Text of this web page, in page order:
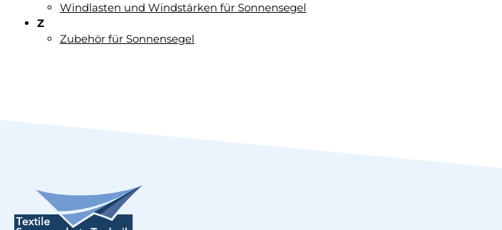
Windlasten und Windstärken für Sonnensegel
Z
Zubehör für Sonnensegel